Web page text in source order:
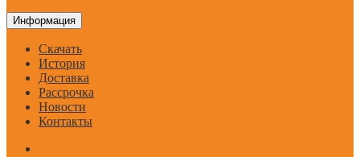
Информация
Скачать
История
Доставка
Рассрочка
Новости
Контакты